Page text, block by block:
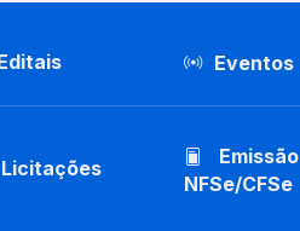
Eventos
Licitações
Emissão
NFSe/CFSe